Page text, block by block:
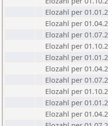
Elozahl per
Elozahl per
Elozahl per
Elozahl per
Elozahl per
Elozahl per
Elozahl per
Elozahl per
Elozahl per
Elozahl per